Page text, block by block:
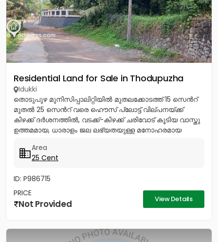
Residential Land for Sale in Thodupuzha
Idukki
തൊടുപുഴ മുനിസിപ്പാലിറ്റിയിൽ മുതലക്കോടത്ത് 15 സെൻറ്
മുതൽ 25 സെൻറ് വരെ ഹൌസ് പ്ലോട്ട് വില്പനയ്ക്ക്
കിഴക്ക് ദർശനത്തിൽ, വടക്ക്-കിഴക്ക് ചരിവോട് കൂടിയ വാസ്തു
ഉത്തമമായ, ധാരാളം ജല ലഭ്യതയുള്ള മനോഹരമായ
Area
25 Cent
ID: P986715
PRICE
Not Provided View Details